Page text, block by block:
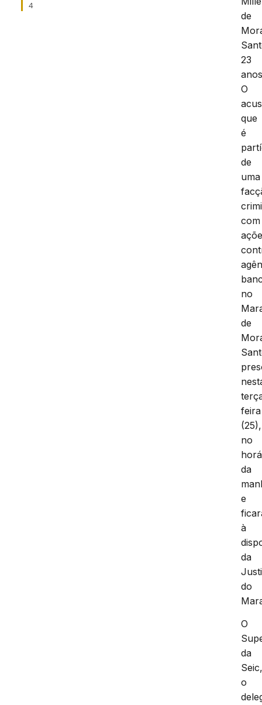
4
de
23
O
que
é
de
uma
com
no
de
feira
(25),
no
da
e
à
da
do
O
da
o